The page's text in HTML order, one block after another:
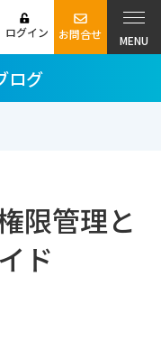
MENU
ログイン お問合せ
ログ
限管理と
ド